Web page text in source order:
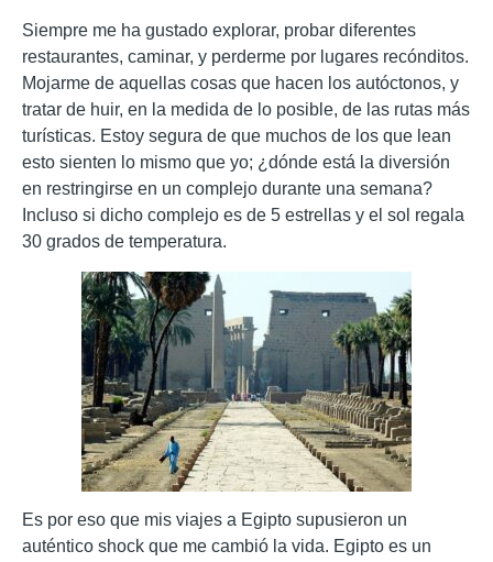
Siempre me ha gustado explorar, probar diferentes
restaurantes, caminar, y perderme por lugares recónditos.
Mojarme de aquellas cosas que hacen los autóctonos, y
tratar de huir, en la medida de lo posible, de las rutas más
turísticas. Estoy segura de que muchos de los que lean
esto sienten lo mismo que yo; ¿dónde está la diversión
en restringirse en un complejo durante una semana?
Incluso si dicho complejo es de 5 estrellas y el sol regala
30 grados de temperatura.
Es por eso que mis viajes a Egipto supusieron un
auténtico shock que me cambió la vida. Egipto es un